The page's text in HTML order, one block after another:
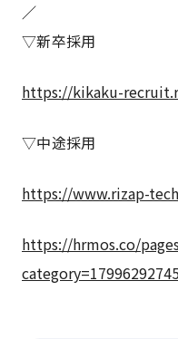
／
▽新卒採用
https://kikaku-
▽中途採用
https://www.rizap-
https://hrmos.co/